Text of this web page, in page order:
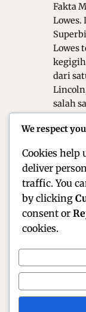
Fakta
Lowes.
Lowes
dari
salah
barisan
Official Site of
Motorsport
We respect
Cookies help
deliver
traffic. You
by clicking
consent or
cookies.